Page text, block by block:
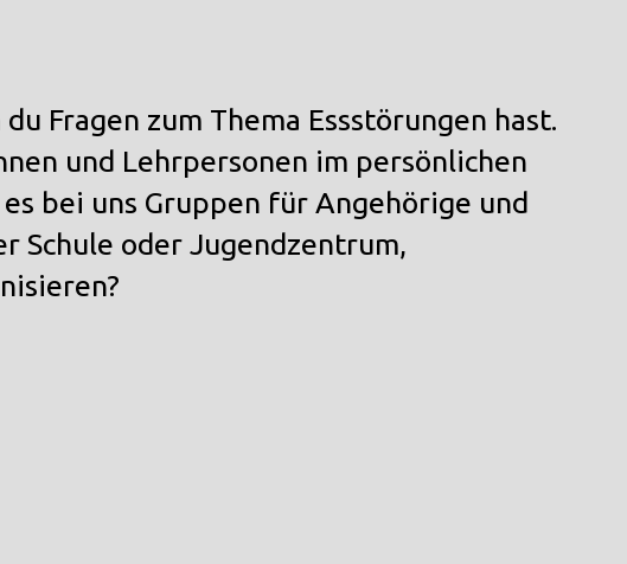
du Fragen zum Thema Essstörungen hast.
und Lehrpersonen im persönlichen
bei uns Gruppen für Angehörige und
Schule oder Jugendzentrum,